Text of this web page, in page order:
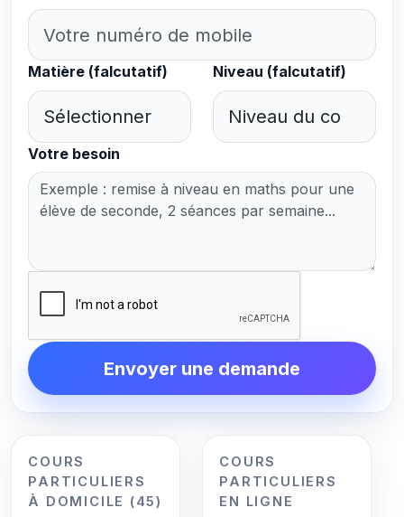
Matière (falcutatif) Niveau (falcutatif)
Votre besoin
Envoyer une demande
COURS
PARTICULIERS
À DOMICILE (45)
COURS
PARTICULIERS
EN LIGNE